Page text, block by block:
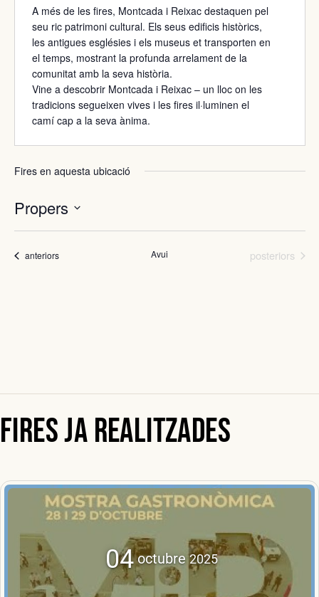
A més de les fires, Montcada i Reixac destaquen pel
seu ric patrimoni cultural. Els seus edificis històrics,
les antigues esglésies i els museus et transporten en
el temps, mostrant la profunda arrelament de la
comunitat amb la seva història.
Vine a descobrir Montcada i Reixac – un lloc on les
tradicions segueixen vives i les fires il·luminen el
camí cap a la seva ànima.
Fires en aquesta ubicació
Propers
data.
Fires
anteriors Avui Fires
posteriors
Fires ja realitzades
04 octubre 2025